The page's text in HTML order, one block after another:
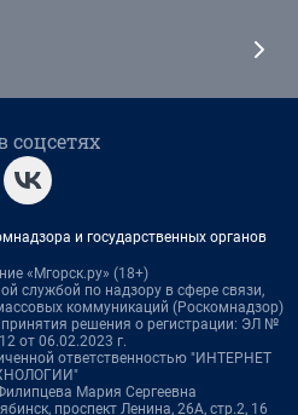
и государственных органов
«Мгорск.ру» (18+)
службой по надзору в сфере связи,
коммуникаций (Роскомнадзор)
решения о регистрации: ЭЛ №
от 06.02.2023 г.
ответственностью "ИНТЕРНЕТ
Мария Сергеевна
проспект Ленина, 26А, стр.2, 16